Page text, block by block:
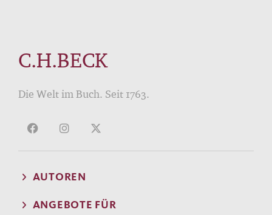
C.H.BECK
Die Welt im Buch. Seit 1763.
AUTOREN
ANGEBOTE FÜR